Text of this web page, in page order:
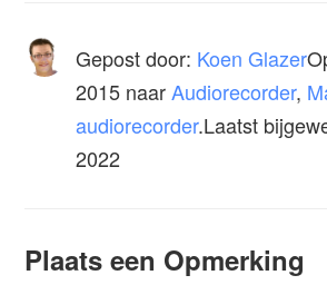
Gepost door: Koen Glazer
2015 naar Audiorecorder,
audiorecorder.Laatst
2022
Plaats een Opmerking